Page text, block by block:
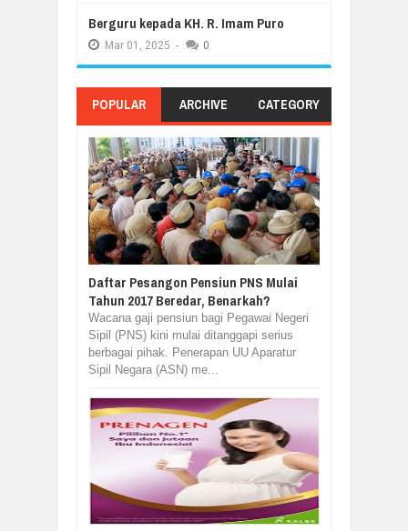
Berguru kepada KH. R. Imam Puro
Mar 01, 2025 - 0
POPULAR ARCHIVE CATEGORY
Daftar Pesangon Pensiun PNS Mulai
Tahun 2017 Beredar, Benarkah?
Wacana gaji pensiun bagi Pegawai Negeri
Sipil (PNS) kini mulai ditanggapi serius
berbagai pihak. Penerapan UU Aparatur
Sipil Negara (ASN) me...